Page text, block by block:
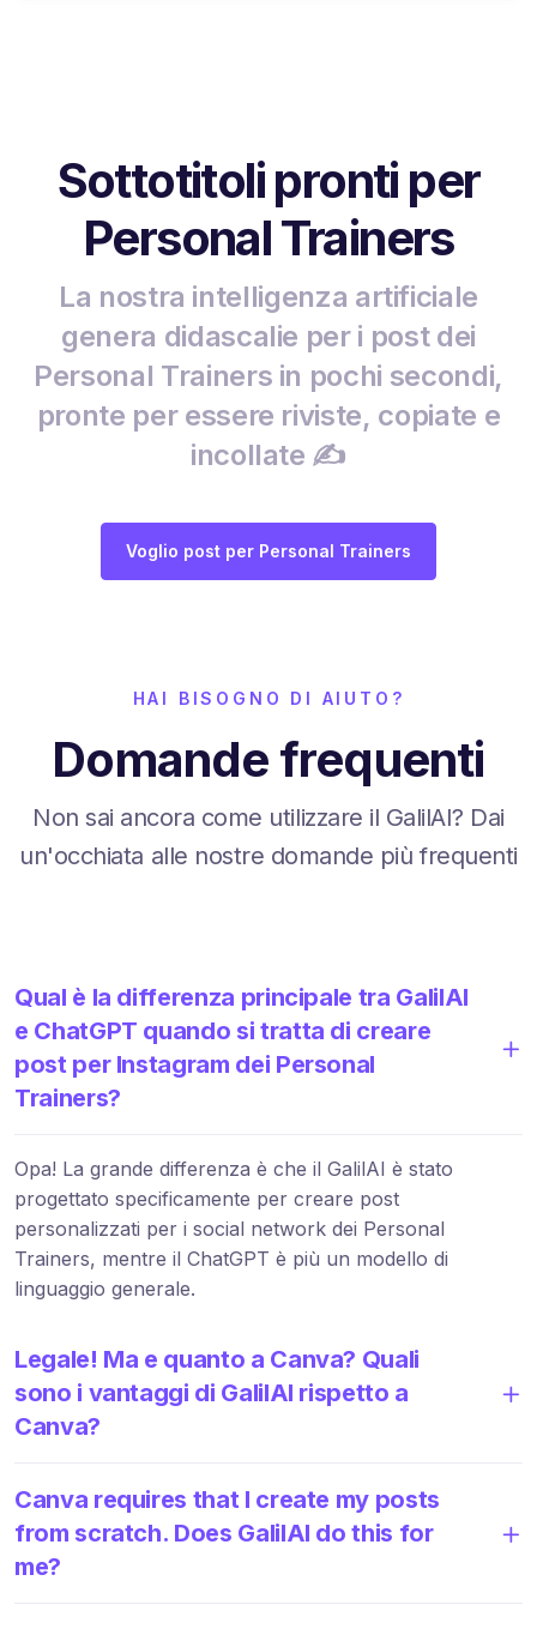
Sottotitoli pronti per
Personal Trainers
La nostra intelligenza artificiale
genera didascalie per i post dei
Personal Trainers in pochi secondi,
pronte per essere riviste, copiate e
incollate ✍️
Voglio post per Personal Trainers
HAI BISOGNO DI AIUTO?
Domande frequenti
Non sai ancora come utilizzare il GalilAI? Dai
un'occhiata alle nostre domande più frequenti
Qual è la differenza principale tra GalilAI
e ChatGPT quando si tratta di creare
post per Instagram dei Personal
Trainers?
Opa! La grande differenza è che il GalilAI è stato
progettato specificamente per creare post
personalizzati per i social network dei Personal
Trainers, mentre il ChatGPT è più un modello di
linguaggio generale.
Legale! Ma e quanto a Canva? Quali
sono i vantaggi di GalilAI rispetto a
Canva?
Canva requires that I create my posts
from scratch. Does GalilAI do this for
me?